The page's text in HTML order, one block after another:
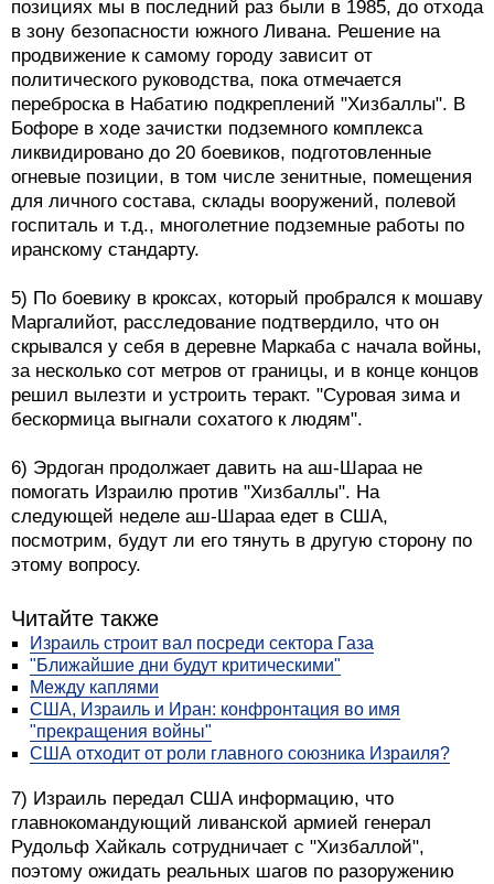
позициях мы в последний раз были в 1985, до отхода
в зону безопасности южного Ливана. Решение на
продвижение к самому городу зависит от
политического руководства, пока отмечается
переброска в Набатию подкреплений "Хизбаллы". В
Бофоре в ходе зачистки подземного комплекса
ликвидировано до 20 боевиков, подготовленные
огневые позиции, в том числе зенитные, помещения
для личного состава, склады вооружений, полевой
госпиталь и т.д., многолетние подземные работы по
иранскому стандарту.
5) По боевику в кроксах, который пробрался к мошаву
Маргалийот, расследование подтвердило, что он
скрывался у себя в деревне Маркаба с начала войны,
за несколько сот метров от границы, и в конце концов
решил вылезти и устроить теракт. "Суровая зима и
бескормица выгнали сохатого к людям".
6) Эрдоган продолжает давить на аш-Шараа не
помогать Израилю против "Хизбаллы". На
следующей неделе аш-Шараа едет в США,
посмотрим, будут ли его тянуть в другую сторону по
этому вопросу.
Читайте также
Израиль строит вал посреди сектора Газа
"Ближайшие дни будут критическими"
Между каплями
США, Израиль и Иран: конфронтация во имя
"прекращения войны"
США отходит от роли главного союзника Израиля?
7) Израиль передал США информацию, что
главнокомандующий ливанской армией генерал
Рудольф Хайкаль сотрудничает с "Хизбаллой",
поэтому ожидать реальных шагов по разоружению